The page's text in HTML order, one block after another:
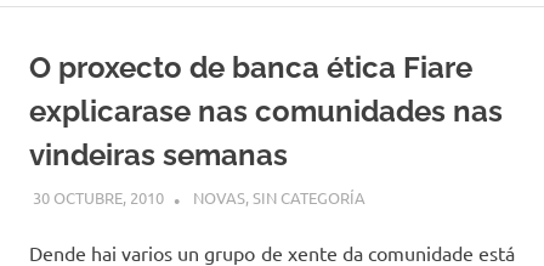
O proxecto de banca ética Fiare
explicarase nas comunidades nas
vindeiras semanas
30 OCTUBRE, 2010 DESARROLLO
NOVAS,SIN CATEGORÍA
Dende hai varios un grupo de xente da comunidade está